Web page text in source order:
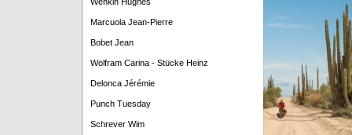
Marcuola Jean-Pierre
Bobet Jean
Wolfram Carina - Stücke Heinz
Delonca Jérémie
Punch Tuesday
Schrever Wim